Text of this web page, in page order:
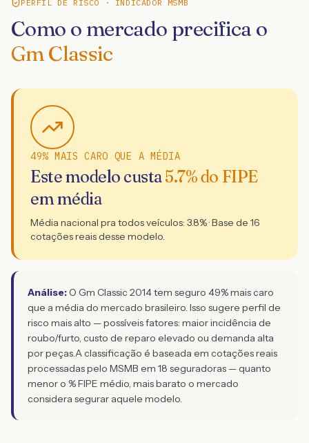
PERFIL DE RISCO · INDICADOR MSMB
Como o mercado precifica o
Gm Classic
49% MAIS CARO QUE A MÉDIA
Este modelo custa5.7% do FIPE
em média
Média nacional pra todos veículos: 3.8% · Base de 16
cotações reais desse modelo.
Análise: O Gm Classic 2014 tem seguro 49% mais caro
que a média do mercado brasileiro. Isso sugere perfil de
risco mais alto — possíveis fatores: maior incidência de
roubo/furto, custo de reparo elevado ou demanda alta
por peças.A classificação é baseada em cotações reais
processadas pelo MSMB em 18 seguradoras — quanto
menor o % FIPE médio, mais barato o mercado
considera segurar aquele modelo.